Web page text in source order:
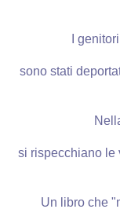
I
sono stati
si rispecchiano le
Un libro che